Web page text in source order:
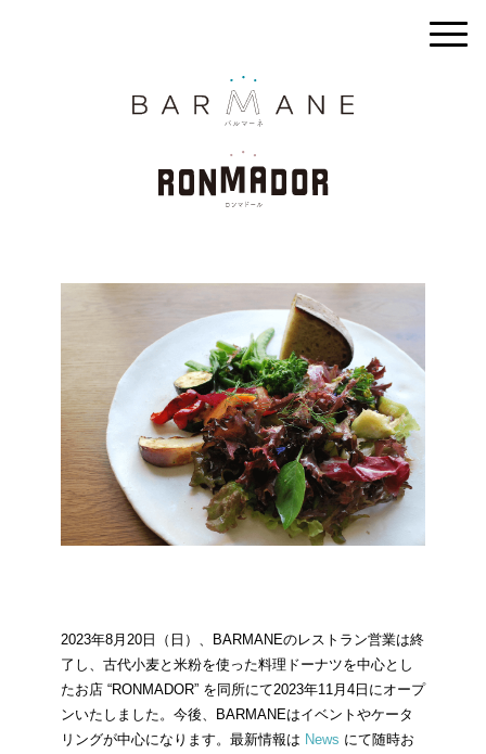
2023年8月20日（日）、BARMANEのレストラン営業は終
了し、古代小麦と米粉を使った料理ドーナツを中心とし
たお店 “RONMADOR” を同所にて2023年11月4日にオープ
ンいたしました。今後、BARMANEはイベントやケータ
リングが中心になります。最新情報は News にて随時お